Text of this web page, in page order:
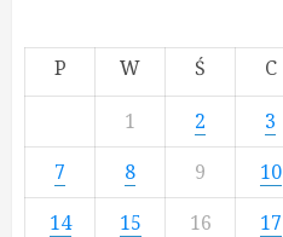
P W Ś C
1
2 3
7
8 9 10
14
15 16 17